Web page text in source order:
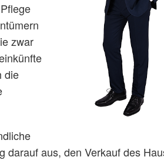
zwar
die
darauf aus, den Verkauf des